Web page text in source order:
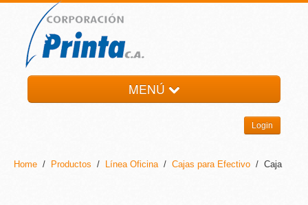
MENÚ
Login
Home / Productos / Línea Oficina/ Cajas para Efectivo / Caja